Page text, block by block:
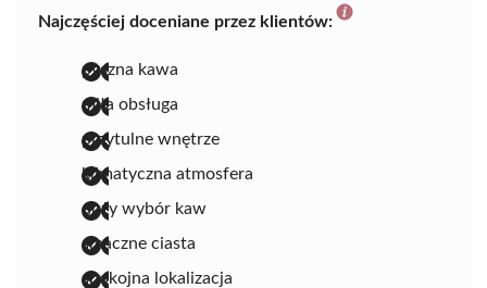
Najczęściej doceniane przez klientów:
pyszna kawa
miła obsługa
przytulne wnętrze
klimatyczna atmosfera
duży wybór kaw
smaczne ciasta
spokojna lokalizacja